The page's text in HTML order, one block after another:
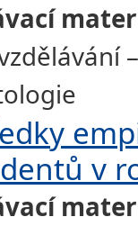
v